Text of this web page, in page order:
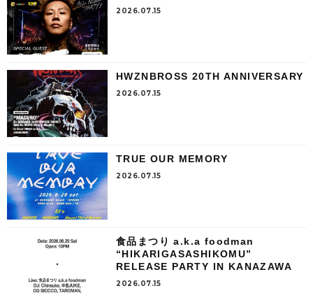
2026.07.15
HWZNBROSS 20TH ANNIVERSARY
2026.07.15
TRUE OUR MEMORY
2026.07.15
食品まつり a.k.a foodman
“HIKARIGASASHIKOMU”
RELEASE PARTY IN KANAZAWA
2026.07.15